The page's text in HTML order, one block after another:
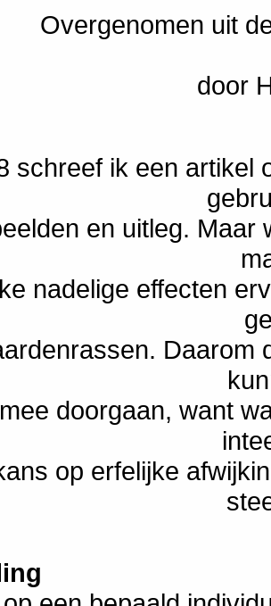
Overgenomen uit
door
schreef ik een artikel
en uitleg.
nadelige effecten
Daarom
doorgaan, want
op erfelijke